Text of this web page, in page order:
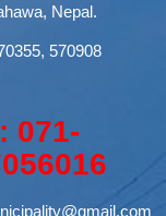
Nepal.
570908
071-